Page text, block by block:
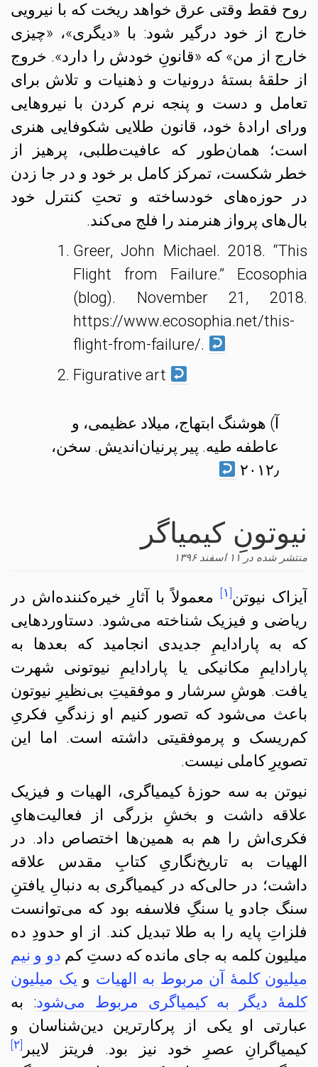
روح فقط وقتی عرق خواهد ریخت که با نیرویی
خارج از خود درگیر شود: با «دیگری»، «چیزی
خارج از من» که «قانونِ خودش را دارد». خروج
از حلقهٔ بستهٔ درونیات و ذهنیات و تلاش برای
تعامل و دست و پنجه نرم کردن با نیروهایی
ورای ارادهٔ خود، قانون طلایی شکوفایی هنری
است؛ همان‌طور که عافیت‌طلبی، پرهیز از
خطر شکست، تمرکز کامل بر خود و در جا زدن
در حوزه‌های خودساخته و تحتِ کنترل خود
بال‌های پرواز هنرمند را فلج می‌کند.
Greer, John Michael. 2018. “This
Flight from Failure.” Ecosophia
(blog). November 21, 2018.
https://www.ecosophia.net/this-
flight-from-failure/.
Figurative art
آ) هوشنگ ابتهاج، میلاد عظیمی، و
عاطفه طیه. پیر پرنیان‌اندیش. سخن،
۲۰۱۲٫
نیوتونِ کیمیاگر
منتشر شده در ۱۱ اسفند ۱۳۹۶
آیزاک نیوتن[۱]
معمولاً با آثارِ خیره‌کننده‌اش در
ریاضی و فیزیک شناخته می‌شود. دستاوردهایی
که به پارادایمِ جدیدی انجامید که بعدها به
پارادایمِ مکانیکی یا پارادایمِ نیوتونی شهرت
یافت. هوشِ سرشار و موفقیتِ بی‌نظیرِ نیوتون
باعث می‌شود که تصور کنیم او زندگیِ فکریِ
کم‌ریسک و پرموفقیتی داشته است. اما این
تصویرِ کاملی نیست.
نیوتن به سه حوزهٔ کیمیاگری، الهیات و فیزیک
علاقه داشت و بخشِ بزرگی از فعالیت‌هایِ
فکری‌اش را هم به همین‌ها اختصاص داد. در
الهیات به تاریخ‌نگاریِ کتابِ مقدس علاقه
داشت؛ در حالی‌که در کیمیاگری به دنبالِ یافتنِ
سنگ جادو یا سنگِ فلاسفه بود که می‌توانست
فلزاتِ پایه را به طلا تبدیل کند. از او حدودِ ده
میلیون کلمه به جای مانده که دستِ کم دو و نیم
میلیون کلمهٔ آن مربوط به الهیات و یک میلیون
کلمهٔ دیگر به کیمیاگری مربوط می‌شود: به
عبارتی او یکی از پرکارترین دین‌شناسان و
کیمیاگرانِ عصرِ خود نیز بود. فریتز لایبر [۲]